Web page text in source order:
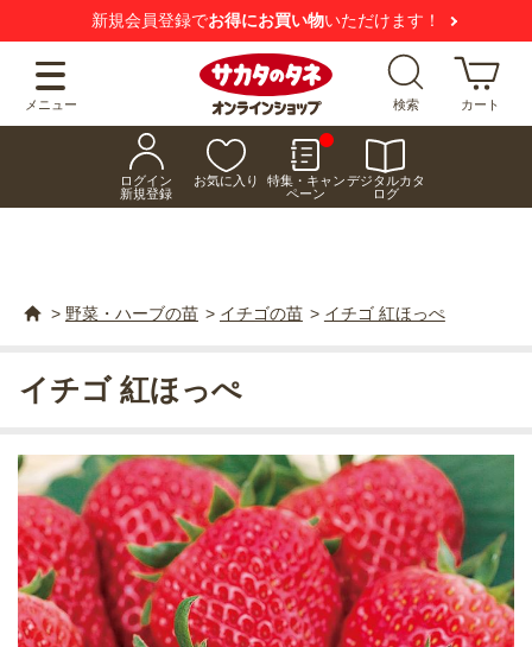
新規会員登録でお得にお買い物いただけます！
メニュー 検索 カート
ログイン
新規登録
お気に入り
特集・キャン
ペーン
デジタルカタ
ログ
> 野菜・ハーブの苗 > イチゴの苗 > イチゴ 紅ほっぺ
イチゴ 紅ほっぺ